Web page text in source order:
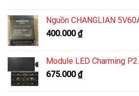
Nguồn CHANGLIAN
400.000₫
Module LED Charming
675.000₫